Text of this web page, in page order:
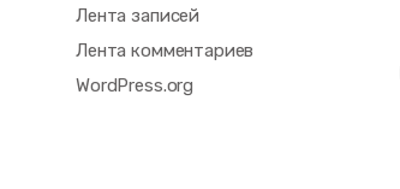
Лента записей
Лента комментариев
WordPress.org